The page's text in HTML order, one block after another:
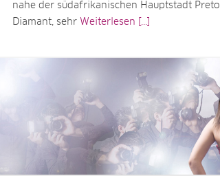
nahe der südafrikanischen Hauptstadt
Diamant, sehr Weiterlesen [...]